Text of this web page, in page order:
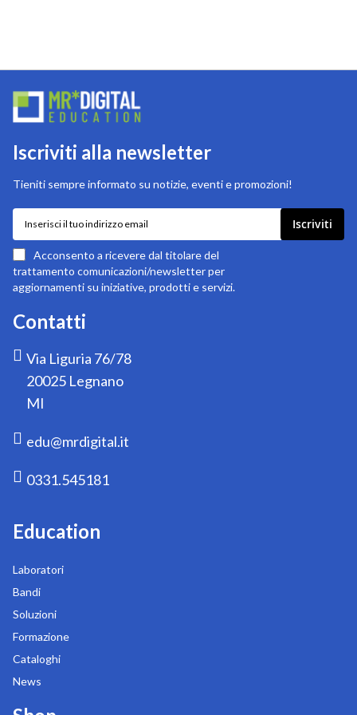
Contatti
Via Liguria 76/78
20025 Legnano
MI
edu@mrdigital.it
0331.545181
Education
Laboratori
Bandi
Soluzioni
Formazione
Cataloghi
News
Iscriviti alla newsletter
Tieniti sempre informato su notizie, eventi e promozioni!
Iscriviti
alla
nostra
newsletter:
Iscriviti
Acconsento a ricevere dal titolare del
trattamento comunicazioni/newsletter per
aggiornamenti su iniziative, prodotti e servizi.